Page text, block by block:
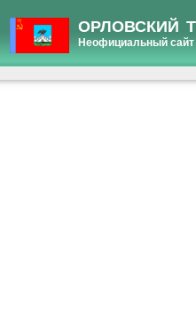
ОРЛОВСКИЙ
Неофициальный сайт